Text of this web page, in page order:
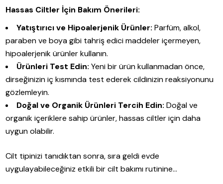
Hassas Ciltler İçin Bakım Önerileri:
Yatıştırıcı ve Hipoalerjenik Ürünler: Parfüm, alkol,
paraben ve boya gibi tahriş edici maddeler içermeyen,
hipoalerjenik ürünler kullanın.
Ürünleri Test Edin: Yeni bir ürün kullanmadan önce,
dirseğinizin iç kısmında test ederek cildinizin reaksiyonunu
gözlemleyin.
Doğal ve Organik Ürünleri Tercih Edin: Doğal ve
organik içeriklere sahip ürünler, hassas ciltler için daha
uygun olabilir.
Cilt tipinizi tanıdıktan sonra, sıra geldi evde
uygulayabileceğiniz etkili bir cilt bakımı rutinine…